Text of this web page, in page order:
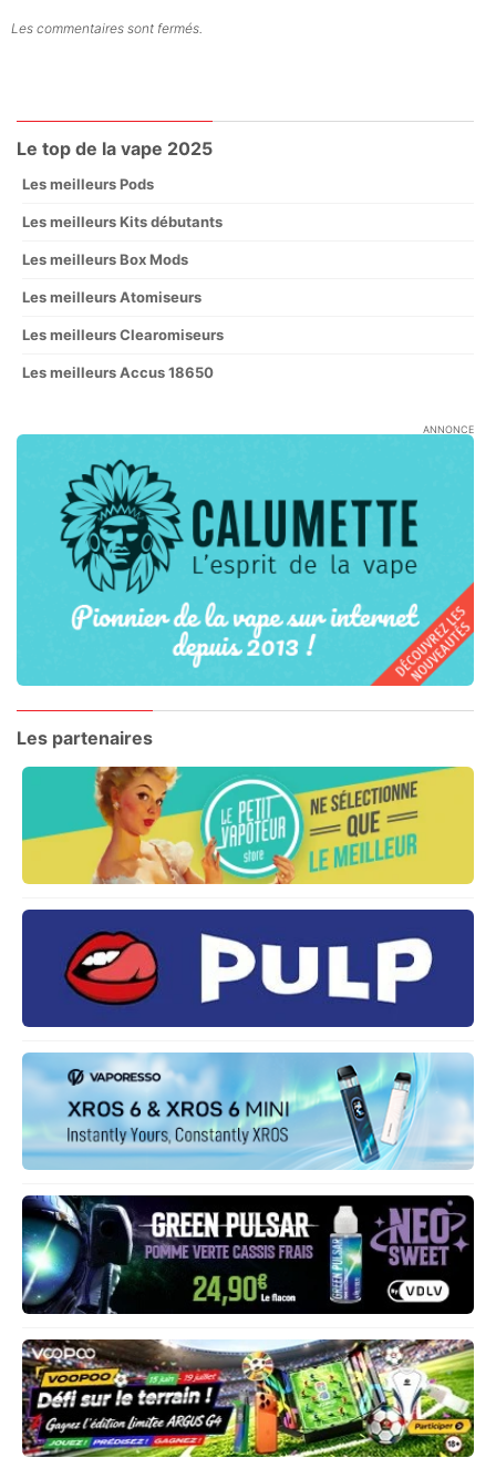
Les commentaires sont fermés.
Le top de la vape 2025
Les meilleurs Pods
Les meilleurs Kits débutants
Les meilleurs Box Mods
Les meilleurs Atomiseurs
Les meilleurs Clearomiseurs
Les meilleurs Accus 18650
ANNONCE
Les partenaires